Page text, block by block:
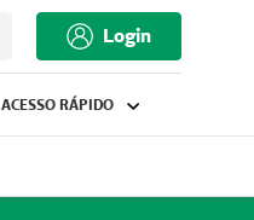
Login
ACESSO RÁPIDO